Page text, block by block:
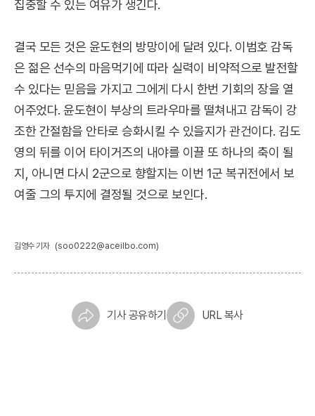
집중할 수 있는 여유가 생긴다.
결국 모든 것은 윤도현의 방망이에 달려 있다. 이범호 감독
은 젊은 선수의 마음먹기에 따라 실력이 비약적으로 발전할
수 있다는 믿음을 가지고 그에게 다시 한번 기회의 장을 열
어주었다. 윤도현이 부상의 트라우마를 떨쳐내고 감독이 강
조한 간절함을 안타로 승화시킬 수 있을지가 관건이다. 김도
영의 뒤를 이어 타이거즈의 내야를 이끌 또 하나의 축이 될
지, 아니면 다시 2군으로 향할지는 이번 1군 복귀전에서 보
여줄 그의 투지에 결정될 것으로 보인다.
김영수 기자 (soo0222@aceilbo.com)
기사 공유하기 URL 복사